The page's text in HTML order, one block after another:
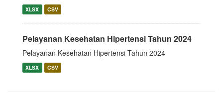
XLSX CSV
Pelayanan Kesehatan Hipertensi Tahun 2024
Pelayanan Kesehatan Hipertensi Tahun 2024
XLSX CSV